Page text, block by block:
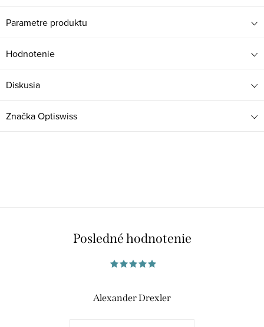
Parametre produktu
Hodnotenie
Diskusia
ZnačkaOptiswiss
Posledné hodnotenie
Alexander Drexler